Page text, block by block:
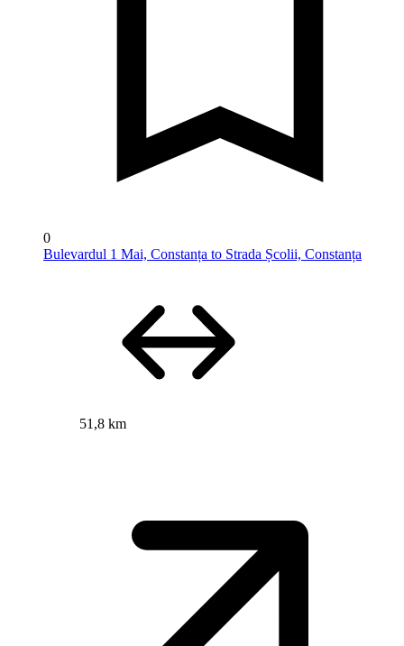
0
Bulevardul 1 Mai, Constanța to Strada Școlii, Constanța
51,8 km